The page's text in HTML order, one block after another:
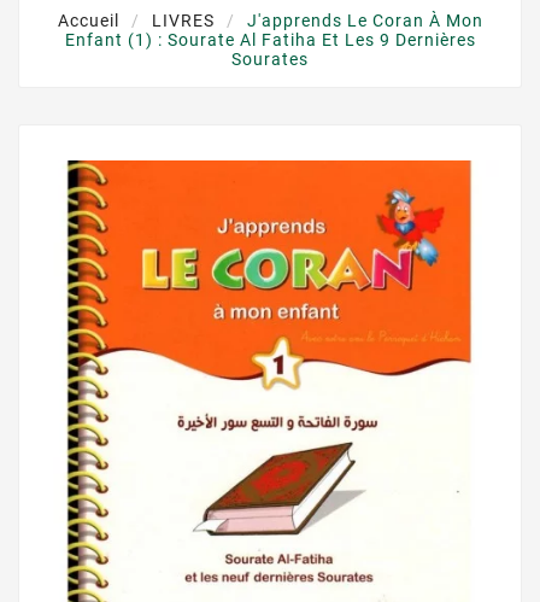
Accueil LIVRES
J'apprends Le Coran À Mon
Enfant (1) : Sourate Al Fatiha Et Les 9 Dernières
Sourates